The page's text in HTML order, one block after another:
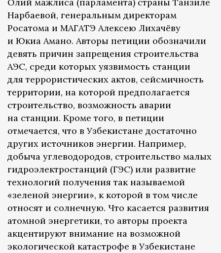
Олий мажлиса (парламента) страны Танзиле
Нарбаевой, генеральным директорам
Росатома и МАГАТЭ Алексею Лихачёву
и Юкиа Амано. Авторы петиции обозначили
девять причин запрещения строительства
АЭС, среди которых уязвимость станции
для террористических актов, сейсмичность
территории, на которой предполагается
строительство, возможность аварии
на станции. Кроме того, в петиции
отмечается, что в Узбекистане достаточно
других источников энергии. Например,
добыча углеводородов, строительство малых
гидроэлектростанций (ГЭС) или развитие
технологий получения так называемой
«зеленой энергии», к которой в том числе
относят и солнечную. Что касается развития
атомной энергетики, то авторы проекта
акцентируют внимание на возможной
экологической катастрофе в Узбекистане